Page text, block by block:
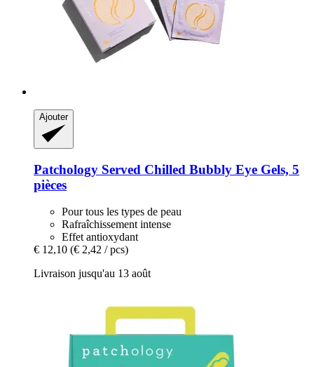
Ajouter
Patchology Served Chilled Bubbly Eye Gels, 5
pièces
Pour tous les types de peau
Rafraîchissement intense
Effet antioxydant
€ 12,10 (€ 2,42 / pcs)
Livraison jusqu'au 13 août